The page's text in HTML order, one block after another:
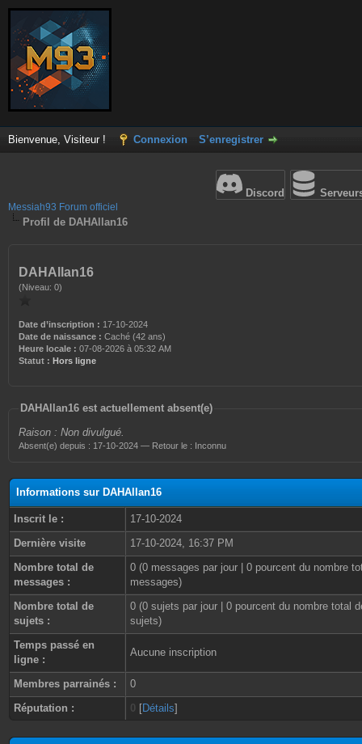
Bienvenue, Visiteur ! Connexion S’enregistrer
Discord
Messiah93 Forum officiel
Profil de DAHAllan16
DAHAllan16
(Niveau: 0)
Date d’inscription : 17-10-2024
Date de naissance : Caché (42 ans)
Heure locale : 07-08-2026 à 05:32 AM
Statut : Hors ligne
DAHAllan16 est actuellement absent(e)
Raison : Non divulgué.
Absent(e) depuis : 17-10-2024 — Retour le : Inconnu
Informations sur DAHAllan16
Inscrit le :
17-10-2024
Dernière visite
17-10-2024, 16:37 PM
Nombre total de
messages :
0 (0 messages par jour | 0 pourcent du nombre
messages)
Nombre total de
sujets :
0 (0 sujets par jour | 0 pourcent du nombre total
sujets)
Temps passé en
ligne :
Aucune inscription
Membres parrainés :
0
Réputation :
0 [Détails]